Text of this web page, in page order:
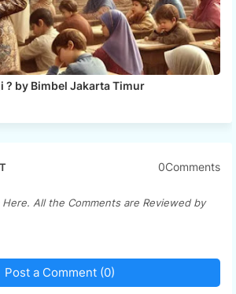
? by Bimbel Jakarta Timur
0Comments
Here. All the Comments are Reviewed by
Post a Comment (0)